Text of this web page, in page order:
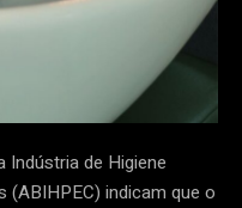
Indústria de Higiene
indicam que o